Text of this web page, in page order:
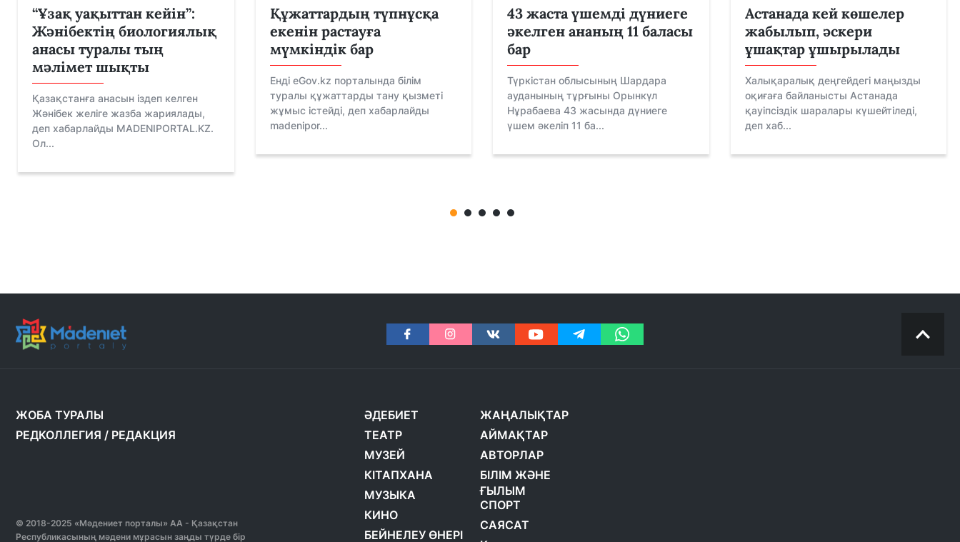
“Ұзақ уақыттан кейін”:
Жәнібектің биологиялық
анасы туралы тың
мәлімет шықты
Қазақстанға анасын іздеп келген
Жәнібек желіге жазба жариялады,
деп хабарлайды MADENIPORTAL.KZ.
Ол...
Құжаттардың түпнұсқа
екенін растауға
мүмкіндік бар
Енді еGov.kz порталында білім
туралы құжаттарды тану қызметі
жұмыс істейді, деп хабарлайды
madenipor...
43 жаста үшемді дүниеге
әкелген ананың 11 баласы
бар
Түркістан облысының Шардара
ауданының тұрғыны Орынкүл
Нұрабаева 43 жасында дүниеге
үшем әкеліп 11 ба...
Астанада кей көшелер
жабылып, әскери
ұшақтар ұшырылады
Халықаралық деңгейдегі маңызды
оқиғаға байланысты Астанада
қауіпсіздік шаралары күшейтіледі,
деп хаб...
ЖОБА ТУРАЛЫ
РЕДКОЛЛЕГИЯ / РЕДАКЦИЯ
© 2018-2025 «Мәдениет порталы» АА - Қазақстан
Республикасының мәдени мұрасын заңды түрде бір
ӘДЕБИЕТ
ТЕАТР
МУЗЕЙ
КІТАПХАНА
МУЗЫКА
КИНО
БЕЙНЕЛЕУ ӨНЕРІ
ЖАҢАЛЫҚТАР
АЙМАҚТАР
АВТОРЛАР
БІЛІМ ЖӘНЕ
ҒЫЛЫМ
СПОРТ
САЯСАТ